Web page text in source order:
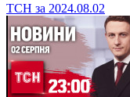
ТСН за 2024.08.02